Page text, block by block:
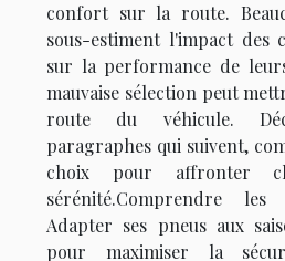
confort sur la route.
sous-estiment l'impact des
sur la performance de
mauvaise sélection peut
route du véhicule.
paragraphes qui suivent,
choix pour affronter
sérénité.Comprendre les
Adapter ses pneus aux
pour maximiser la